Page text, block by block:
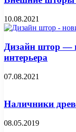
10.08.2021
Дизайн штор —
интерьера
07.08.2021
Наличники
08.05.2019